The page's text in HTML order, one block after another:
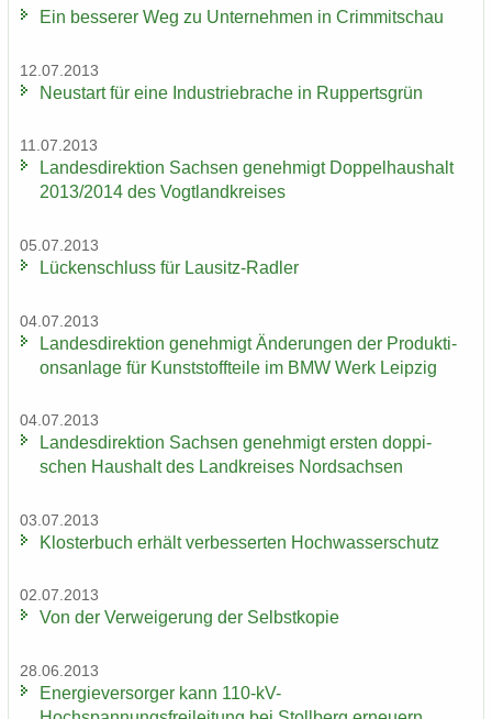
Ein bes­se­rer Weg zu Un­ter­neh­men in Crim­mit­schau
12.07.2013
Neu­start für eine In­dus­trie­bra­che in Rup­perts­grün
11.07.2013
Lan­des­di­rek­ti­on Sach­sen ge­neh­migt Dop­pel­haus­halt
2013/2014 des Vogt­land­krei­ses
05.07.2013
Lü­cken­schluss für Lausitz-​Radler
04.07.2013
Lan­des­di­rek­ti­on ge­neh­migt Än­de­run­gen der Pro­duk­ti­
ons­an­la­ge für Kunst­stoff­tei­le im BMW Werk Leip­zig
04.07.2013
Lan­des­di­rek­ti­on Sach­sen ge­neh­migt ers­ten dop­pi­
schen Haus­halt des Land­krei­ses Nord­sach­sen
03.07.2013
Klos­ter­buch er­hält ver­bes­ser­ten Hoch­was­ser­schutz
02.07.2013
Von der Ver­wei­ge­rung der Selbst­ko­pie
28.06.2013
En­er­gie­ver­sor­ger kann 110-​kV-